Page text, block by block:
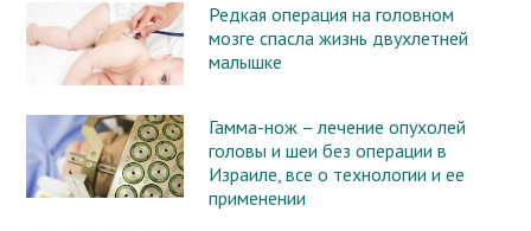
Редкая операция на головном
мозге спасла жизнь двухлетней
малышке
Гамма-нож – лечение опухолей
головы и шеи без операции в
Израиле, все о технологии и ее
применении